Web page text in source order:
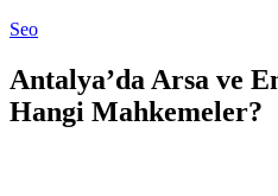
Seo
Antalya’da Arsa ve
Hangi Mahkemeler?